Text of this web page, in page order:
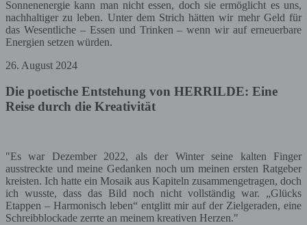
Sonnenenergie kann man nicht essen, doch sie ermöglicht es uns,
nachhaltiger zu leben. Unter dem Strich hätten wir mehr Geld für
das Wesentliche – Essen und Trinken – wenn wir auf erneuerbare
Energien setzen würden.
26. August 2024
Die poetische Entstehung von HERRILDE: Eine
Reise durch die Kreativität
"Es war Dezember 2022, als der Winter seine kalten Finger
ausstreckte und meine Gedanken noch um meinen ersten Ratgeber
kreisten. Ich hatte ein Mosaik aus Kapiteln zusammengetragen, doch
ich wusste, dass das Bild noch nicht vollständig war. „Glücks
Etappen – Harmonisch leben“ entglitt mir auf der Zielgeraden, eine
Schreibblockade zerrte an meinem kreativen Herzen."